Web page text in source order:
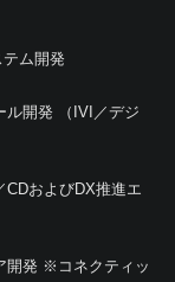
ム開発
ル開発 （IVI／デジ
CDおよびDX推進エ
開発 ※コネクティッ